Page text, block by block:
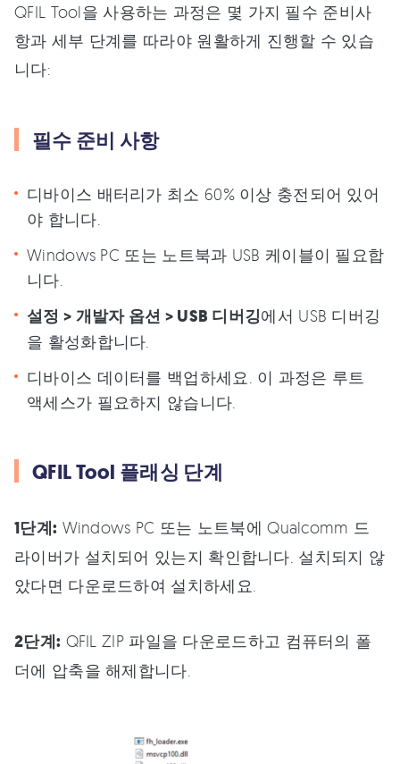
QFIL Tool을 사용하는 과정은 몇 가지 필수 준비사
항과 세부 단계를 따라야 원활하게 진행할 수 있습
니다:
필수 준비 사항
디바이스 배터리가 최소 60% 이상 충전되어 있어
야 합니다.
Windows PC 또는 노트북과 USB 케이블이 필요합
니다.
설정 > 개발자 옵션 > USB 디버깅에서 USB 디버깅
을 활성화합니다.
디바이스 데이터를 백업하세요. 이 과정은 루트
액세스가 필요하지 않습니다.
QFIL Tool 플래싱 단계
1단계: Windows PC 또는 노트북에 Qualcomm 드
라이버가 설치되어 있는지 확인합니다. 설치되지 않
았다면 다운로드하여 설치하세요.
2단계: QFIL ZIP 파일을 다운로드하고 컴퓨터의 폴
더에 압축을 해제합니다.